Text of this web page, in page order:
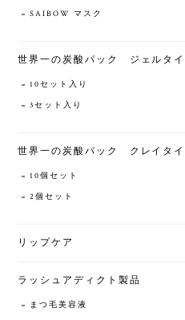
SAIBOW マスク
世界一の炭酸パック ジェルタ
10セット入り
3セット入り
世界一の炭酸パック クレイタ
10個セット
2個セット
リップケア
ラッシュアディクト製品
まつ毛美容液